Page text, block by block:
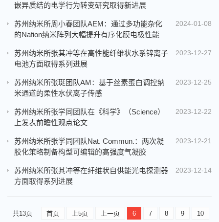
嵌异质结的电学行为转变研究取得新进展
2024-01-08
苏州纳米所周小春团队AEM：通过多功能杂化
的Nafion纳米阵列大幅提升有序化膜电极性能
2023-12-27
苏州纳米所张其冲等在高性能纤维状水系锌离子
电池方面取得系列进展
2023-12-25
苏州纳米所张珽团队AM：基于丝素蛋白调控纳
米通道的柔性水伏离子传感
2023-12-22
苏州纳米所张学同团队在《科学》（Science）
上发表前瞻性观点论文
2023-12-21
苏州纳米所张学同团队Nat. Commun.：两次凝
胶化策略制备构型可编辑的高强度气凝胶
2023-12-14
苏州纳米所张其冲等在纤维状自供能光电探测器
方面取得系列进展
共13页 首页 上5页 上一页 6 7 8 9 10